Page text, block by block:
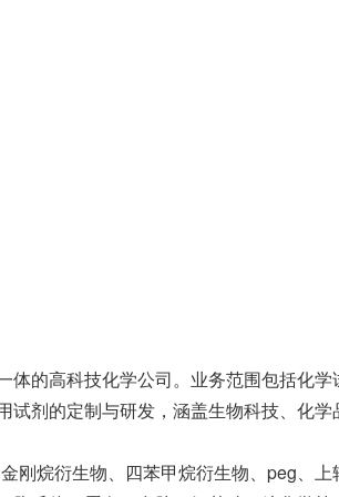
的高科技化学公司。业务范围包括化学
剂的定制与研发，涵盖生物科技、化
刚烷衍生物、四苯甲烷衍生物、peg、